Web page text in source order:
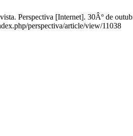
Perspectiva [Internet]. 30Âº de
perspectiva/article/view/11038